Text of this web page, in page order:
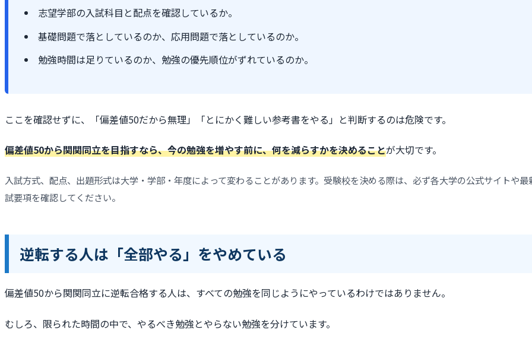
志望学部の入試科目と配点を確認しているか。
基礎問題で落としているのか、応用問題で落としているのか。
勉強時間は足りているのか、勉強の優先順位がずれているのか。
ここを確認せずに、「偏差値50だから無理」「とにかく難しい参考書をやる」と判断するのは危険です。
偏差値50から関関同立を目指すなら、今の勉強を増やす前に、何を減らすかを決めることが大切です。
入試方式、配点、出題形式は大学・学部・年度によって変わることがあります。受験校を決める際は、必ず各大学の公式サイトや最
試要項を確認してください。
逆転する人は「全部やる」をやめている
偏差値50から関関同立に逆転合格する人は、すべての勉強を同じようにやっているわけではありません。
むしろ、限られた時間の中で、やるべき勉強とやらない勉強を分けています。